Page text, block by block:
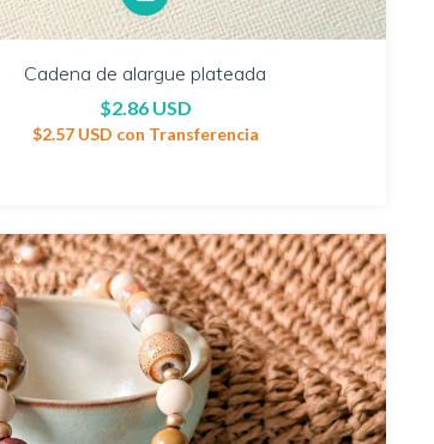
Cadena de alargue plateada
$2.86 USD
$2.57 USD con Transferencia